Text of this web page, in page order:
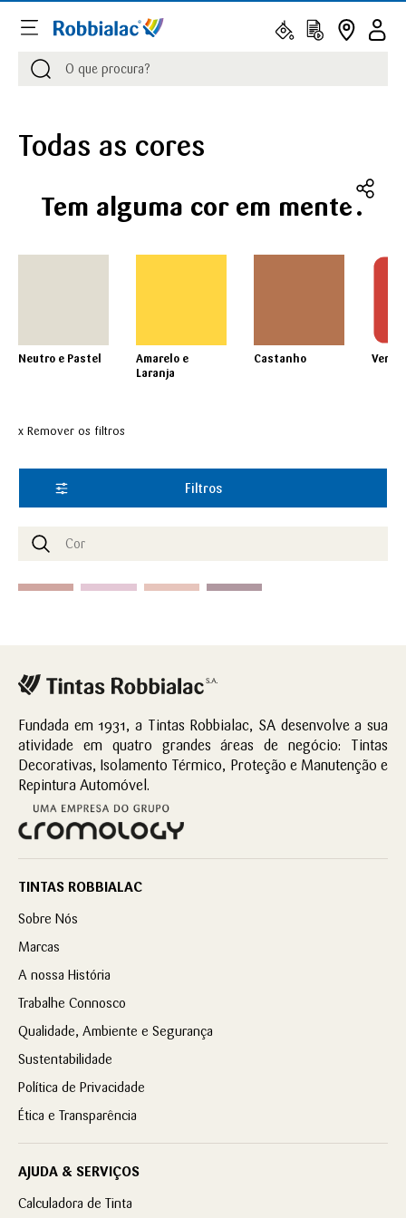
Procurar
Procurar
Todas as cores
Tem alguma cor em mente?
Neutro e Pastel
Amarelo e
Laranja
Castanho
x Remover os filtros
Filtros
Fundada em 1931, a Tintas Robbialac, SA desenvolve a sua
atividade em quatro grandes áreas de negócio: Tintas
Decorativas, Isolamento Térmico, Proteção e Manutenção e
Repintura Automóvel.
TINTAS ROBBIALAC
Sobre Nós
Marcas
A nossa História
Trabalhe Connosco
Qualidade, Ambiente e Segurança
Sustentabilidade
Política de Privacidade
Ética e Transparência
AJUDA & SERVIÇOS
Calculadora de Tinta